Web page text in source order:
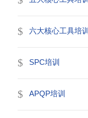
六大核心工具培训
SPC培训
APQP培训